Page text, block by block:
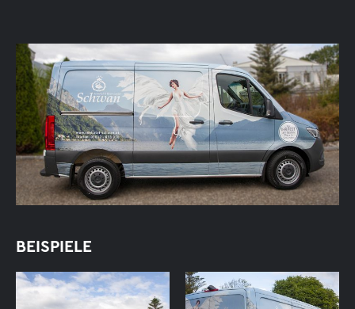
BEISPIELE